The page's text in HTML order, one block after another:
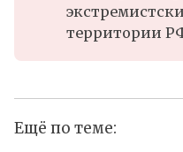
территории
Ещё по теме: